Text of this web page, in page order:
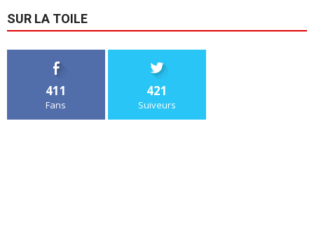
SUR LA TOILE
411
Fans
421
Suiveurs